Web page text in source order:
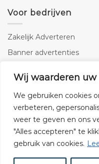
Wij waarderen uw
We gebruiken cookies
verbeteren,
weer te geven en ons
"Alles accepteren" te
gebruik van cookies.
Voor bedrijven
Zakelijk Adverteren
Banner advertenties
SEO copywriting